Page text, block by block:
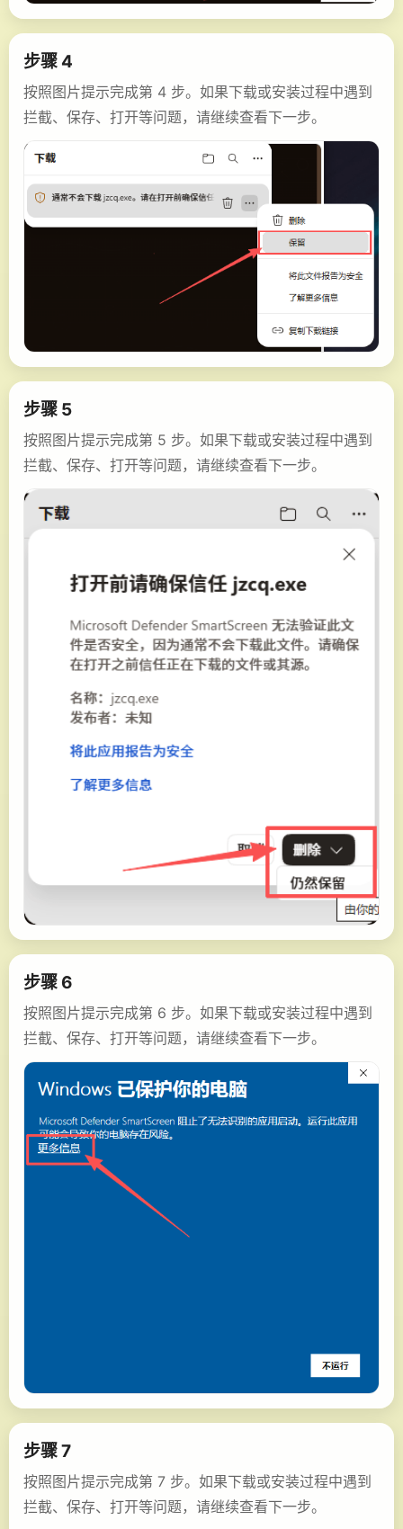
步骤 4
按照图片提示完成第 4 步。如果下载或安装过程中遇到
拦截、保存、打开等问题，请继续查看下一步。
步骤 5
按照图片提示完成第 5 步。如果下载或安装过程中遇到
拦截、保存、打开等问题，请继续查看下一步。
步骤 6
按照图片提示完成第 6 步。如果下载或安装过程中遇到
拦截、保存、打开等问题，请继续查看下一步。
步骤 7
按照图片提示完成第 7 步。如果下载或安装过程中遇到
拦截、保存、打开等问题，请继续查看下一步。